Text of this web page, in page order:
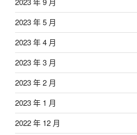
2023 年 5 月
2023 年 4 月
2023 年 3 月
2023 年 2 月
2023 年 1 月
2022 年 12 月